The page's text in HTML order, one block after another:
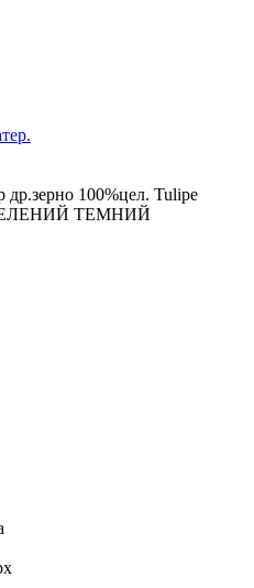
др.зерно 100%цел. Tulipe
ЗЕЛЕНИЙ ТЕМНИЙ